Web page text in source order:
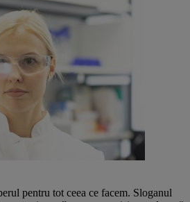
pentru tot ceea ce facem. Sloganul